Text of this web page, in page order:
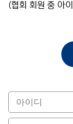
(협회 회원 중 아
개인